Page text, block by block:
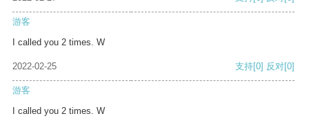
游客
I called you 2 times. W
2022-02-25 支持[0] 反对[0]
游客
I called you 2 times. W